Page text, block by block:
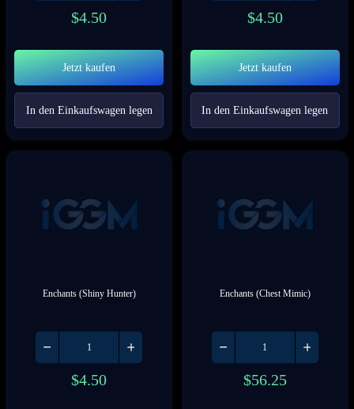
$4.50
Jetzt kaufen
In den Einkaufswagen legen
$4.50
Jetzt kaufen
In den Einkaufswagen legen
Enchants (Shiny Hunter)
$4.50
Enchants (Chest Mimic)
$56.25